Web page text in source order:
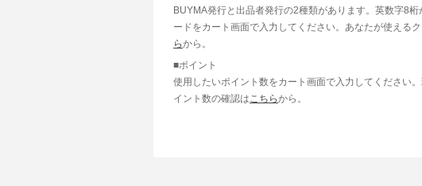
BUYMA発行と出品者発行の2種類があります。英数字8桁
ードをカート画面で入力してください。あなたが使える
らから。
■ポイント
使用したいポイント数をカート画面で入力してください
イント数の確認は こちらから。